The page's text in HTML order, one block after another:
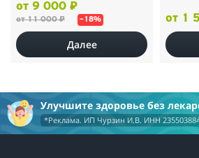
от 9 000 ₽
от 11 000 ₽ –18%
Далее
от 1
Улучшите здоровье без
*Реклама. ИП Чурзин И.В. ИНН